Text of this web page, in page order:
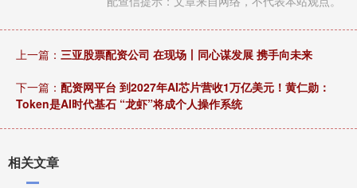
上一篇： 三亚股票配资公司 在现场丨同心谋发展 携手向未来
下一篇： 配资网平台 到2027年AI芯片营收1万亿美元！黄仁勋：
Token是AI时代基石 “龙虾”将成个人操作系统
相关文章